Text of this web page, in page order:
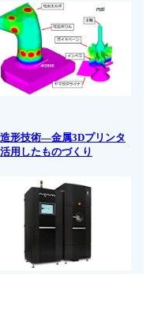
形技術―金属3Dプリンタ
用したものづくり